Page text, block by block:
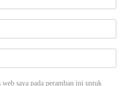
saya pada peramban ini untuk